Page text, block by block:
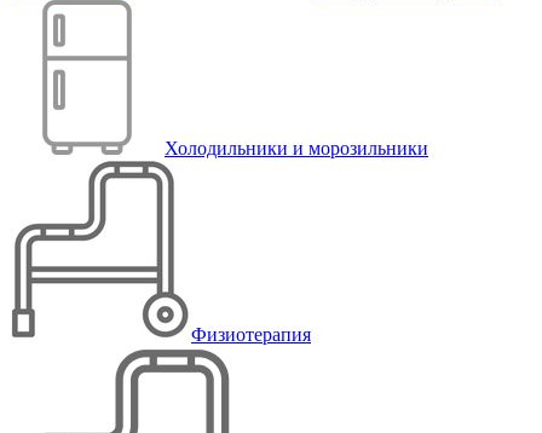
Холодильники и морозильники
Физиотерапия